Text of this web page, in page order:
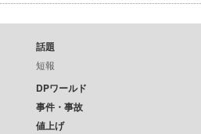
話題
短報
DPワールド
事件・事故
値上げ